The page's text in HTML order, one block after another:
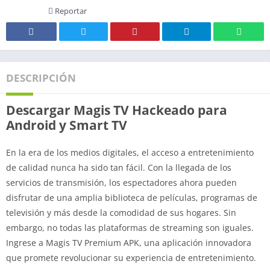
Reportar
DESCRIPCIÓN
Descargar Magis TV Hackeado para
Android y Smart TV
En la era de los medios digitales, el acceso a entretenimiento
de calidad nunca ha sido tan fácil. Con la llegada de los
servicios de transmisión, los espectadores ahora pueden
disfrutar de una amplia biblioteca de películas, programas de
televisión y más desde la comodidad de sus hogares. Sin
embargo, no todas las plataformas de streaming son iguales.
Ingrese a Magis TV Premium APK, una aplicación innovadora
que promete revolucionar su experiencia de entretenimiento.